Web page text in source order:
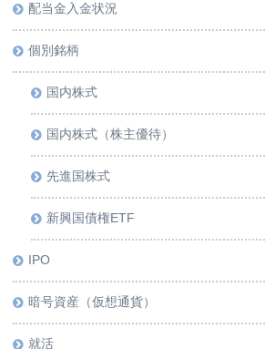
配当金入金状況
個別銘柄
国内株式
国内株式（株主優待）
先進国株式
新興国債権ETF
IPO
暗号資産（仮想通貨）
就活